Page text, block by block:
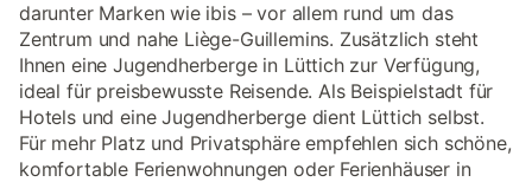
darunter Marken wie ibis – vor allem rund um das
Zentrum und nahe Liège-Guillemins. Zusätzlich steht
Ihnen eine Jugendherberge in Lüttich zur Verfügung,
ideal für preisbewusste Reisende. Als Beispielstadt für
Hotels und eine Jugendherberge dient Lüttich selbst.
Für mehr Platz und Privatsphäre empfehlen sich schöne,
komfortable Ferienwohnungen oder Ferienhäuser in